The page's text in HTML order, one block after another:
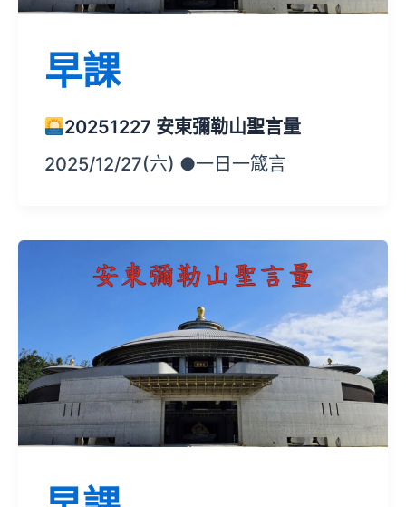
早課
20251227 安東彌勒山聖言量
2025/12/27(六) ●一日一箴言